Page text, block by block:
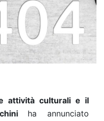
attività culturali e il
ha annunciato